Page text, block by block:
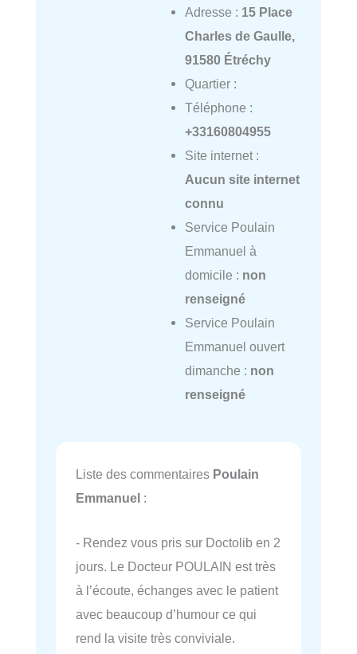
Adresse : 15 Place
Charles de Gaulle,
91580 Étréchy
Quartier :
Téléphone :
+33160804955
Site internet :
Aucun site internet
connu
Service Poulain
Emmanuel à
domicile : non
renseigné
Service Poulain
Emmanuel ouvert
dimanche : non
renseigné
Liste des commentaires Poulain
Emmanuel :
- Rendez vous pris sur Doctolib en 2
jours. Le Docteur POULAIN est très
à l’écoute, échanges avec le patient
avec beaucoup d’humour ce qui
rend la visite très conviviale.